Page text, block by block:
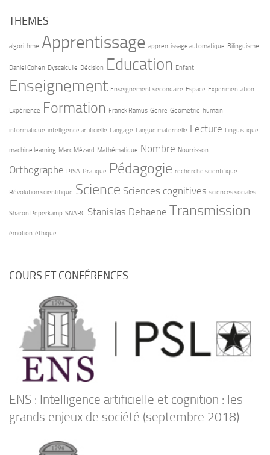
THEMES
algorithme Apprentissage apprentissage automatique Bilinguisme
Daniel Cohen Dyscalculie Décision Education Enfant
Enseignement Enseignement secondaire Espace Experimentation
Expérience Formation Franck Ramus Genre Geometrie humain
informatique intelligence artificielle Langage Langue maternelle Lecture Linguistique
machine learning Marc Mézard Mathématique Nombre Nourrisson
Orthographe PISA Pratique Pédagogie recherche scientifique
Révolution scientifique Science Sciences cognitives sciences sociales
Sharon Peperkamp SNARC Stanislas Dehaene Transmission
émotion éthique
COURS ET CONFÉRENCES
ENS : Intelligence artificielle et cognition : les
grands enjeux de société (septembre 2018)